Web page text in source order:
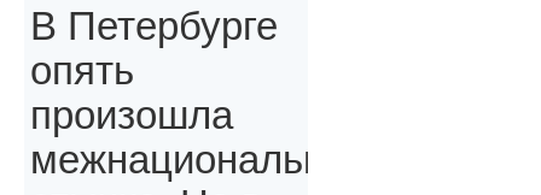
В Петербурге
опять
произошла
межнациональная